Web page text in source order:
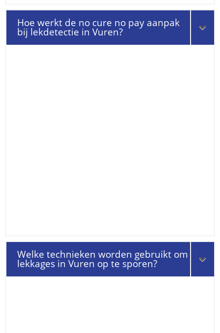
Hoe werkt de no cure no pay aanpak
bij lekdetectie in Vuren?
Welke technieken worden gebruikt om
lekkages in Vuren op te sporen?